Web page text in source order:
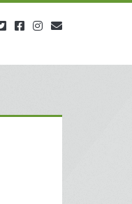
twitterfacebookinstagram